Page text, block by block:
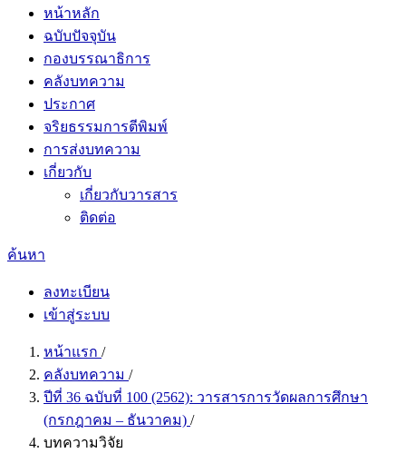
หน้าหลัก
ฉบับปัจจุบัน
กองบรรณาธิการ
คลังบทความ
ประกาศ
จริยธรรมการตีพิมพ์
การส่งบทความ
เกี่ยวกับ
เกี่ยวกับวารสาร
ติดต่อ
ค้นหา
ลงทะเบียน
เข้าสู่ระบบ
หน้าแรก /
คลังบทความ /
ปีที่ 36 ฉบับที่ 100 (2562): วารสารการวัดผลการศึกษา
(กรกฎาคม – ธันวาคม) /
บทความวิจัย